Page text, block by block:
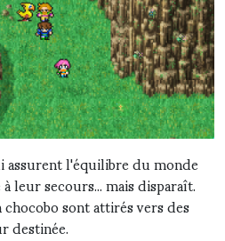
l'équilibre du monde
leur secours... mais disparaît.
sont attirés vers des
destinée.